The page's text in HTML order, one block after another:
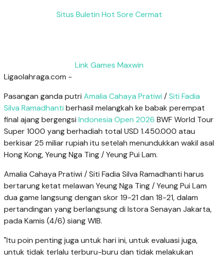
Situs Buletin Hot Sore Cermat
Link Games Maxwin
Ligaolahraga.com -
Pasangan ganda putri Amalia Cahaya Pratiwi /Siti Fadia
Silva Ramadhanti berhasil melangkah ke babak perempat
final ajang bergengsi Indonesia Open 2026 BWF World Tour
Super 1000 yang berhadiah total USD 1.450.000 atau
berkisar 25 miliar rupiah itu setelah menundukkan wakil asal
Hong Kong, Yeung Nga Ting / Yeung Pui Lam.
Amalia Cahaya Pratiwi / Siti Fadia Silva Ramadhanti harus
bertarung ketat melawan Yeung Nga Ting / Yeung Pui Lam
dua game langsung dengan skor 19-21 dan 18-21, dalam
pertandingan yang berlangsung di Istora Senayan Jakarta,
pada Kamis (4/6) siang WIB.
"Itu poin penting juga untuk hari ini, untuk evaluasi juga,
untuk tidak terlalu terburu-buru dan tidak melakukan